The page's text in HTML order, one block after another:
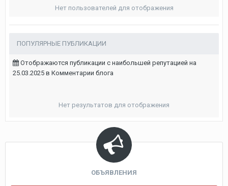
Нет пользователей для отображения
ПОПУЛЯРНЫЕ ПУБЛИКАЦИИ
Отображаются публикации с наибольшей репутацией на
25.03.2025 в Комментарии блога
Нет результатов для отображения
ОБЪЯВЛЕНИЯ